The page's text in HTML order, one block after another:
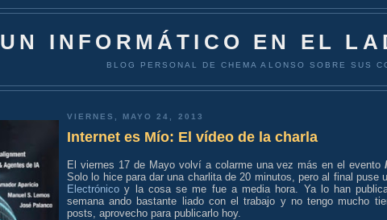
UN INFORMÁTICO EN EL
BLOG PERSONAL DE CHEMA ALONSO SOBRE SUS
VIERNES, MAYO 24, 2013
Internet es Mío: El vídeo de la charla
El viernes 17 de Mayo volví a colarme una vez más en el evento
Solo lo hice para dar una charlita de 20 minutos, pero al final puse
Electrónico y la cosa se me fue a media hora. Ya lo han
semana ando bastante liado con el trabajo y no tengo mucho
posts, aprovecho para publicarlo hoy.